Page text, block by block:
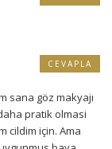
sana göz makyajı
pratik olmasi
cildim için. Ama
CEVAPLA